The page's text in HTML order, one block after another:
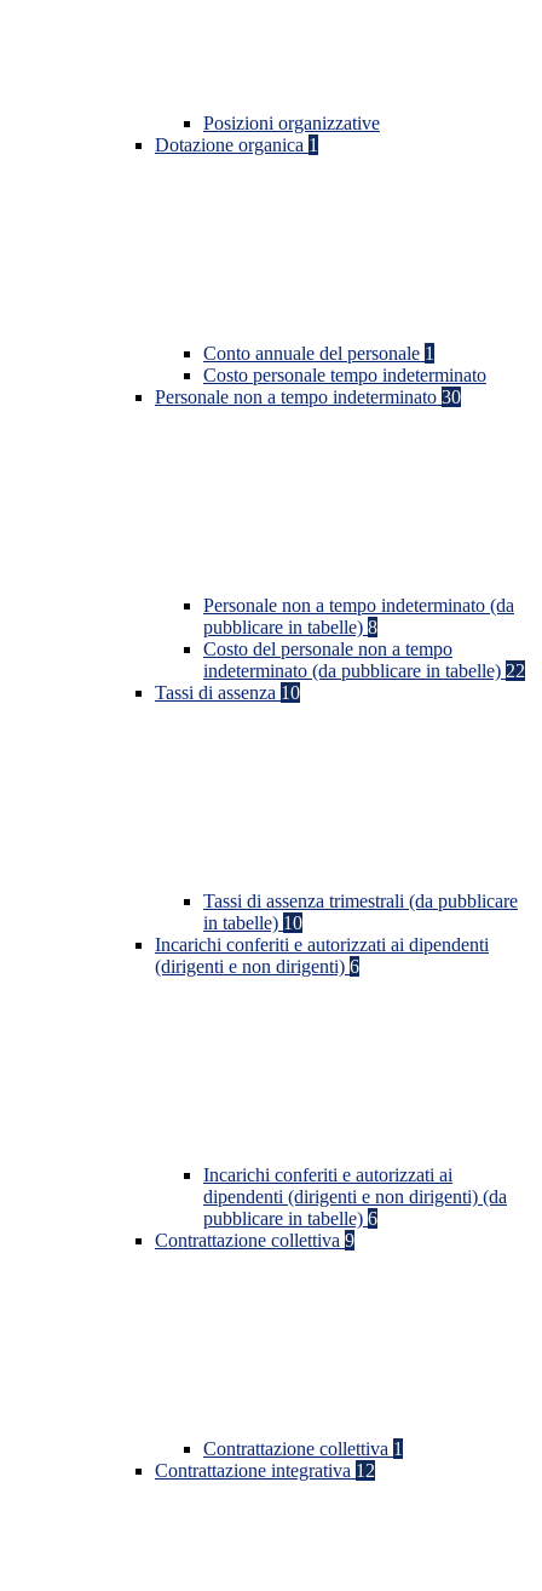
Posizioni organizzative
Dotazione organica 1
Conto annuale del personale 1
Costo personale tempo indeterminato
Personale non a tempo indeterminato 30
Personale non a tempo indeterminato (da
pubblicare in tabelle) 8
Costo del personale non a tempo
indeterminato (da pubblicare in tabelle) 22
Tassi di assenza 10
Tassi di assenza trimestrali (da pubblicare
in tabelle) 10
Incarichi conferiti e autorizzati ai dipendenti
(dirigenti e non dirigenti) 6
Incarichi conferiti e autorizzati ai
dipendenti (dirigenti e non dirigenti) (da
pubblicare in tabelle) 6
Contrattazione collettiva 9
Contrattazione collettiva 1
Contrattazione integrativa 12